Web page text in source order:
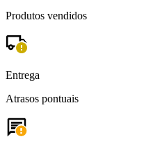
Produtos vendidos
Entrega
Atrasos pontuais